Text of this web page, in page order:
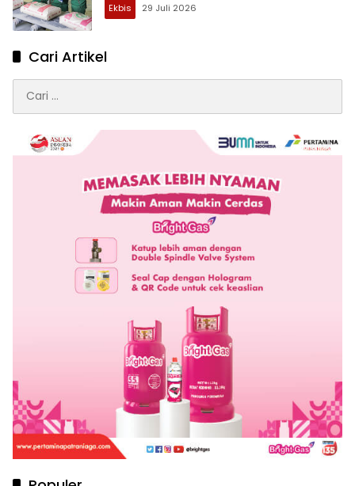
Ekbis 29 Juli 2026
Cari Artikel
untuk: